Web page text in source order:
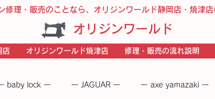
修理・販売のことなら、オリジンワールド静岡店・焼津
オリジンワールド
店 オリジンワールド焼津店 修理・販売の流れ説明
baby lock ー ー JAGUAR ー ー axe yamazaki ー